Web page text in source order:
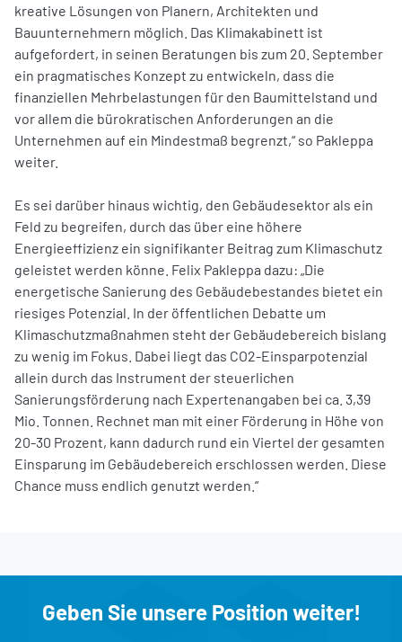
kreative Lösungen von Planern, Architekten und
Bauunternehmern möglich. Das Klimakabinett ist
aufgefordert, in seinen Beratungen bis zum 20. September
ein pragmatisches Konzept zu entwickeln, dass die
finanziellen Mehrbelastungen für den Baumittelstand und
vor allem die bürokratischen Anforderungen an die
Unternehmen auf ein Mindestmaß begrenzt,“ so Pakleppa
weiter.
Es sei darüber hinaus wichtig, den Gebäudesektor als ein
Feld zu begreifen, durch das über eine höhere
Energieeffizienz ein signifikanter Beitrag zum Klimaschutz
geleistet werden könne. Felix Pakleppa dazu: „Die
energetische Sanierung des Gebäudebestandes bietet ein
riesiges Potenzial. In der öffentlichen Debatte um
Klimaschutzmaßnahmen steht der Gebäudebereich bislang
zu wenig im Fokus. Dabei liegt das CO2-Einsparpotenzial
allein durch das Instrument der steuerlichen
Sanierungsförderung nach Expertenangaben bei ca. 3,39
Mio. Tonnen. Rechnet man mit einer Förderung in Höhe von
20-30 Prozent, kann dadurch rund ein Viertel der gesamten
Einsparung im Gebäudebereich erschlossen werden. Diese
Chance muss endlich genutzt werden.“
Geben Sie unsere Position weiter!